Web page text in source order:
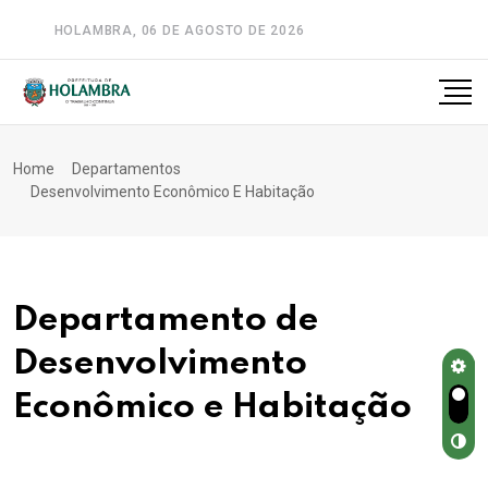
HOLAMBRA, 06 DE AGOSTO DE 2026
Home
Departamentos
Desenvolvimento Econômico E Habitação
Departamento de
Desenvolvimento
Econômico e Habitação